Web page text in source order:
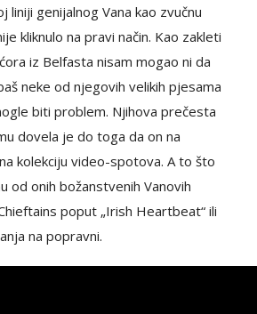
liniji genijalnog Vana kao zvučnu
kliknulo na pravi način. Kao zakleti
iz Belfasta nisam mogao ni da
neke od njegovih velikih pjesama
biti problem. Njihova prečesta
dovela je do toga da on na
kolekciju video-spotova. A to što
od onih božanstvenih Vanovih
poput „Irish Heartbeat“ ili
na popravni.